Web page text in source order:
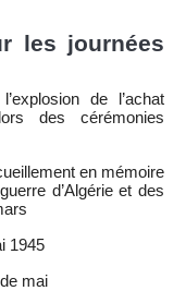
les journées
de l’achat
des cérémonies
en mémoire
d’Algérie et des
1945
mai